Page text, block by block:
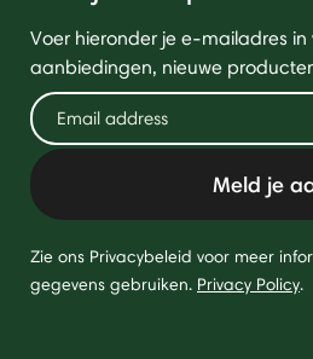
Voer hieronder je e-mailadres in
aanbiedingen, nieuwe
Meld je
Zie ons Privacybeleid voor meer
gegevens gebruiken. Privacy Policy.